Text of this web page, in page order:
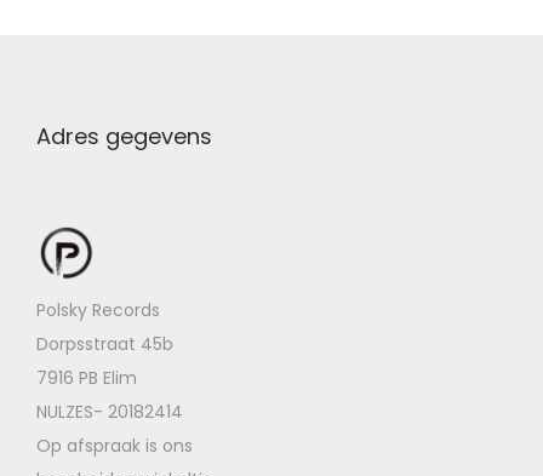
Adres gegevens
Polsky Records
Dorpsstraat 45b
7916 PB Elim
NULZES- 20182414
Op afspraak is ons